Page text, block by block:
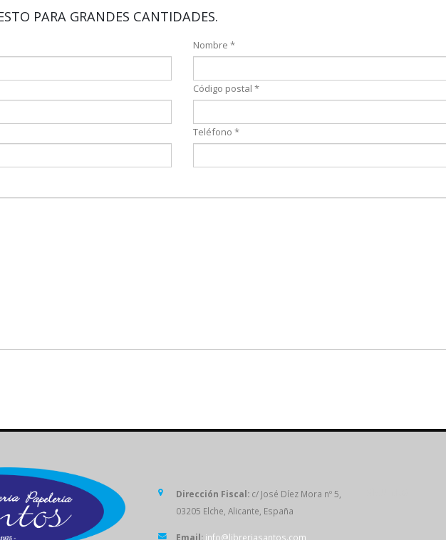
PARA GRANDES CANTIDADES.
Nombre *
Código postal *
Teléfono *
Dirección Fiscal: c/ José Díez Mora nº 5,
03205 Elche, Alicante, España
Email: info@libreriasantos.com